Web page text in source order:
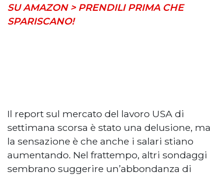
SU AMAZON > PRENDILI PRIMA CHE
SPARISCANO!
Il report sul mercato del lavoro USA di
settimana scorsa è stato una delusione, ma
la sensazione è che anche i salari stiano
aumentando. Nel frattempo, altri sondaggi
sembrano suggerire un’abbondanza di